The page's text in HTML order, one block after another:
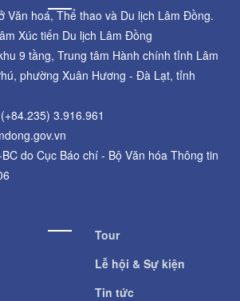
Văn hoá, Thể thao và Du lịch Lâm Đồng.
Xúc tiến Du lịch Lâm Đồng
9 tầng, Trung tâm Hành chính tỉnh Lâm
phường Xuân Hương - Đà Lạt, tỉnh
3.916.961
do Cục Báo chí - Bộ Văn hóa Thông tin
Tour
Lễ hội & Sự kiện
Tin tức